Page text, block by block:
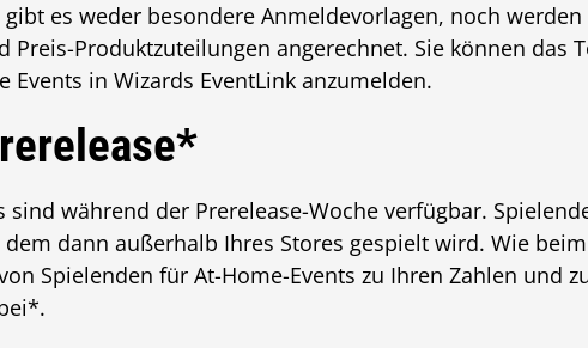
es weder besondere Anmeldevorlagen, noch
Preis-Produktzuteilungen angerechnet. Sie können das
Events in Wizards EventLink anzumelden.
sind während der Prerelease-Woche verfügbar.
dem dann außerhalb Ihres Stores gespielt wird. Wie
Spielenden für At-Home-Events zu Ihren Zahlen und